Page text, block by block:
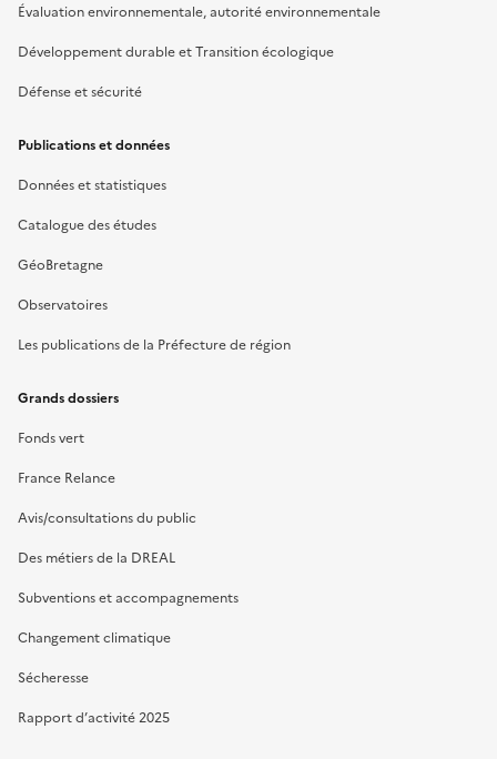
Évaluation environnementale, autorité environnementale
Développement durable et Transition écologique
Défense et sécurité
Publications et données
Données et statistiques
Catalogue des études
GéoBretagne
Observatoires
Les publications de la Préfecture de région
Grands dossiers
Fonds vert
France Relance
Avis/consultations du public
Des métiers de la DREAL
Subventions et accompagnements
Changement climatique
Sécheresse
Rapport d’activité 2025